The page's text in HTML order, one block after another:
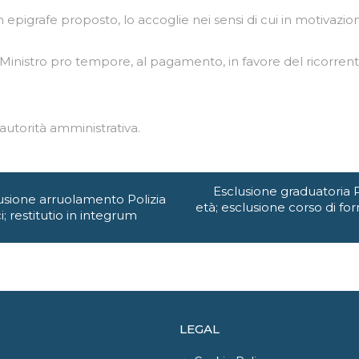
proposto, lo accoglie nei sensi di cui in
pro tempore, al pagamento, in favore del
amministrativa.
arruolamento Polizia
restitutio in integrum
Esclusione graduatoria
età; esclusione corso di
LEGAL